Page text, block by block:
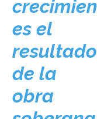
es el
resultado
de la
obra